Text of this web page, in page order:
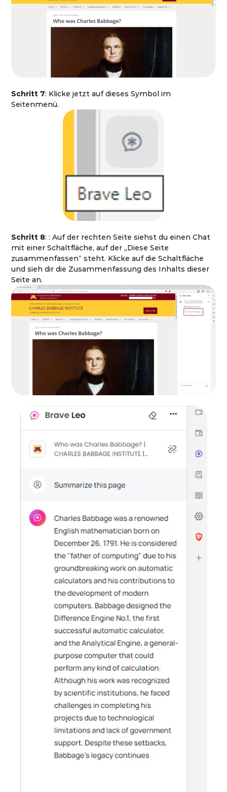
Schritt 7: Klicke jetzt auf dieses Symbol im
Seitenmenü.
Schritt 8: : Auf der rechten Seite siehst du einen Chat
mit einer Schaltfläche, auf der „Diese Seite
zusammenfassen“ steht. Klicke auf die Schaltfläche
und sieh dir die Zusammenfassung des Inhalts dieser
Seite an.